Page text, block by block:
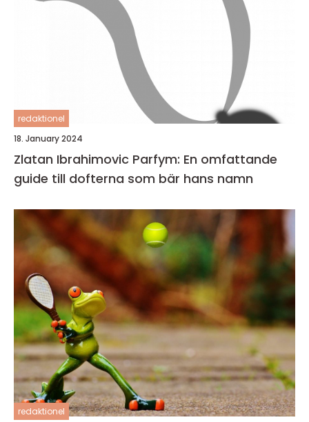
redaktionel
18. January 2024
Zlatan Ibrahimovic Parfym: En omfattande
guide till dofterna som bär hans namn
redaktionel